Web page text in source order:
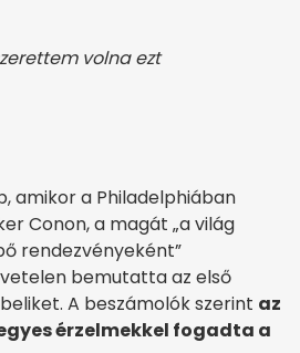
volna ezt
amikor a Philadelphiában
Conon, a magát „a világ
rendezvényeként”
bemutatta az első
A beszámolók szerint az
érzelmekkel fogadta a